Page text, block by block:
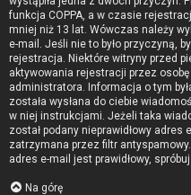
funkcja COPPA, a w czasie
mniej niż 13 lat. Wówczas należy
e-mail. Jeśli nie to było przyczyną,
rejestracja. Niektóre witryny przed
aktywowania rejestracji przez
administratora. Informacja o tym
została wysłana do ciebie
w niej instrukcjami. Jeżeli taka
został podany nieprawidłowy adres
zatrzymana przez filtr
adres e-mail jest prawidłowy,
Na górę